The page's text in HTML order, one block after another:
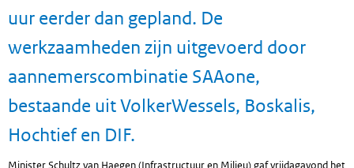
uur eerder dan gepland. De
werkzaamheden zijn uitgevoerd door
aannemerscombinatie SAAone,
bestaande uit VolkerWessels, Boskalis,
Hochtief en DIF.
Minister Schultz van Haegen (Infrastructuur en Milieu) gaf vrijdagavond het